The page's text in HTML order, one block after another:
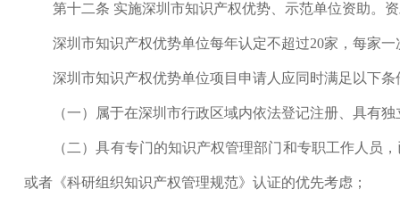
第十二条 实施深圳市知识产权优势、示范单位资助。资
深圳市知识产权优势单位每年认定不超过20家，每家一
深圳市知识产权优势单位项目申请人应同时满足以下条
（一）属于在深圳市行政区域内依法登记注册、具有独
（二）具有专门的知识产权管理部门和专职工作人员，
或者《科研组织知识产权管理规范》认证的优先考虑；